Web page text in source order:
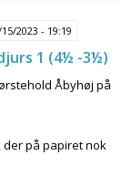
2023 - 19:19
1 (4½ -3½)
Åbyhøj på
på papiret nok